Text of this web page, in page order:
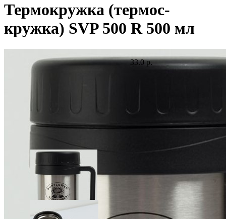
Термокружка (термос-
кружка) SVP 500 R 500 мл
33.0 р.